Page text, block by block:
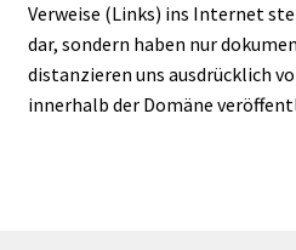
Verweise (Links) ins Internet
dar, sondern haben nur
distanzieren uns ausdrücklich
innerhalb der Domäne